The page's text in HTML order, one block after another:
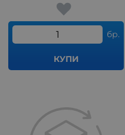
бр.
КУПИ